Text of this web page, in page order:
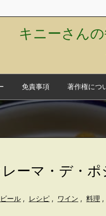
キニーさん
免責事項 著作権につ
ーマ・デ・ポ
ビール , レシピ , ワイン , 料理 ,